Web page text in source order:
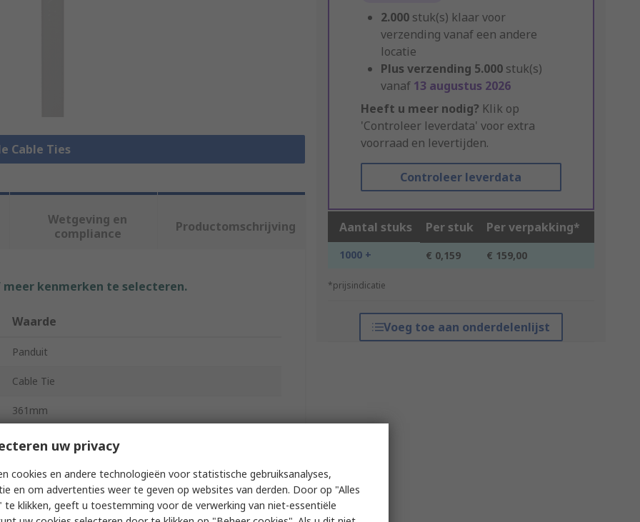
Cable Ties
2.000 stuk(s) klaar voor
verzending vanaf een andere
locatie
Plus verzending 5.000 stuk(s)
vanaf 13 augustus 2026
Heeft u meer nodig? Klik op
'Controleer leverdata' voor extra
voorraad en levertijden.
Controleer leverdata
Aantal stuks Per stuk Per verpakking*
1000 + € 0,159 € 159,00
*prijsindicatie
Voeg toe aan onderdelenlijst
Wetgeving en
compliance
Productomschrijving
kenmerken te selecteren.
Waarde
Panduit
Cable Tie
361mm
2.4mm
Natural
Nylon
uw privacy
cookies en andere technologieën voor statistische gebruiksanalyses,
en om advertenties weer te geven op websites van derden. Door op "Alles
te klikken, geeft u toestemming voor de verwerking van niet-essentiële